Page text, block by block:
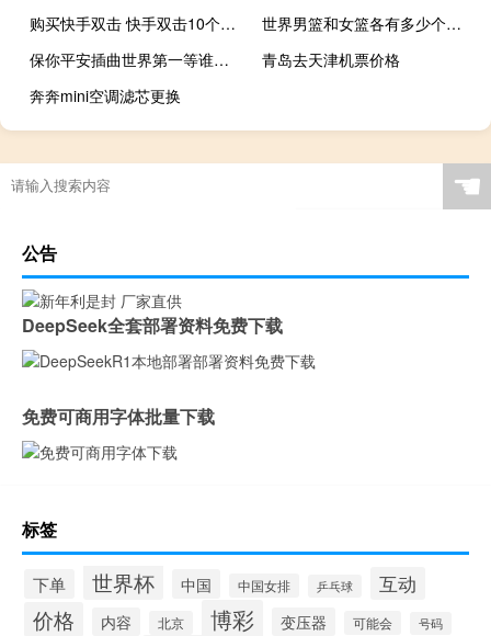
购买快手双击 快手双击10个刷(快手刷双击十个)
世界男篮和女篮各有多少个国家队 中国篮球国家队名单
保你平安插曲世界第一等谁唱的 世界第一等刘德华
青岛去天津机票价格
奔奔mini空调滤芯更换
☚
公告
DeepSeek全套部署资料免费下载
免费可商用字体批量下载
标签
下单 世界杯 中国 中国女排 乒乓球 互动
价格 内容 北京 博彩 变压器 可能会 号码